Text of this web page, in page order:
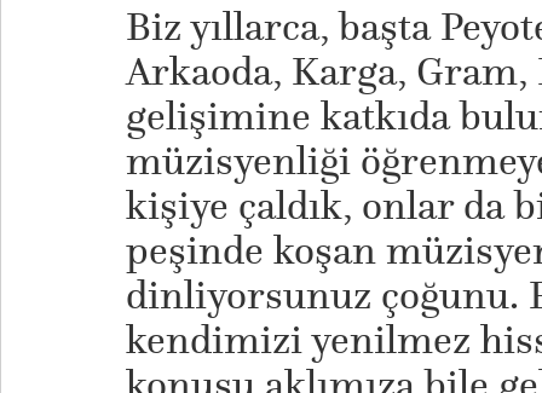
Biz yıllarca, başta
Arkaoda, Karga,
gelişimine katkıda
müzisyenliği
kişiye çaldık, onlar da
peşinde koşan
dinliyorsunuz çoğunu.
kendimizi yenilmez